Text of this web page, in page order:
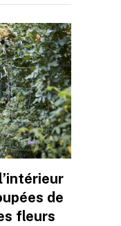
de
fleurs